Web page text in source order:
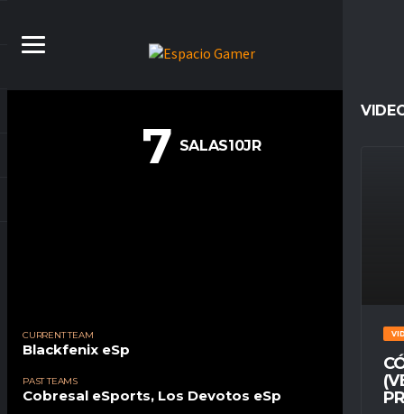
7 SALAS10JR
CURRENT TEAM
Blackfenix eSp
PAST TEAMS
Cobresal eSports, Los Devotos eSp